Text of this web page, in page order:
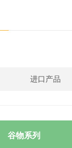
进口产品
谷物系列